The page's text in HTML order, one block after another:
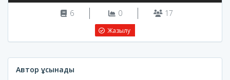
6 0 17
Жазылу
Автор ұсынады